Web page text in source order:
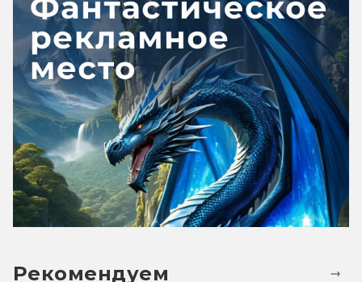
Рекомендуем